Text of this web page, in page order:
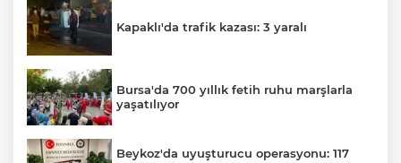
Kapaklı'da trafik kazası: 3 yaralı
Bursa'da 700 yıllık fetih ruhu marşlarla
yaşatılıyor
Beykoz'da uyuşturucu operasyonu: 117